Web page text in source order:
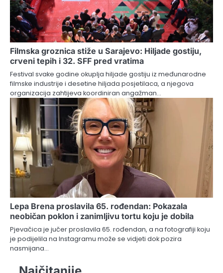
Filmska groznica stiže u Sarajevo: Hiljade gostiju,
crveni tepih i 32. SFF pred vratima
Festival svake godine okuplja hiljade gostiju iz međunarodne
filmske industrije i desetine hiljada posjetilaca, a njegova
organizacija zahtijeva koordiniran angažman…
Lepa Brena proslavila 65. rođendan: Pokazala
neobičan poklon i zanimljivu tortu koju je dobila
Pjevačica je jučer proslavila 65. rođendan, a na fotografiji koju
je podijelila na Instagramu može se vidjeti dok pozira
nasmijana…